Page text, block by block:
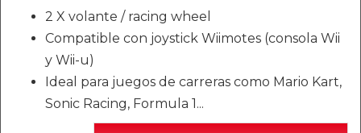
2 X volante / racing wheel
Compatible con joystick Wiimotes (consola Wii
y Wii-u)
Ideal para juegos de carreras como Mario Kart,
Sonic Racing, Formula 1...